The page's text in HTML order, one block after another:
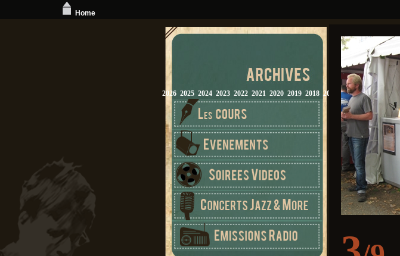
2026 2025 2024 2023 2022 2021 2020 2019 2018 2017 2016 2015 2014
Home